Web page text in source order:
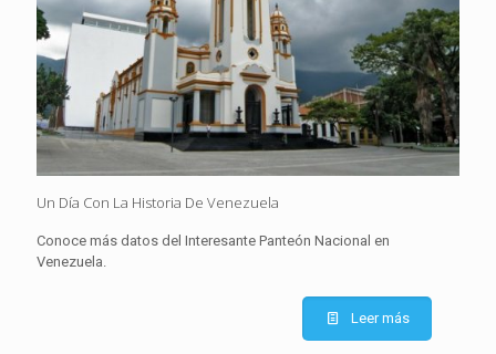
Un Día Con La Historia De Venezuela
Conoce más datos del Interesante Panteón Nacional en
Venezuela.
Leer más